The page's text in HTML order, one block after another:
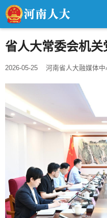
省人大常委会机关
2026-05-25 河南省人大融媒体中